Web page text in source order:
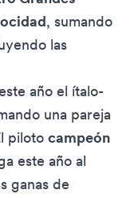
, sumando
las
año el ítalo-
una pareja
piloto campeón
este año al
ganas de